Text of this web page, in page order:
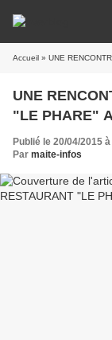
Accueil » UNE
UNE
"LE PHARE"
Publié le 20/04/2015
Par maite-infos